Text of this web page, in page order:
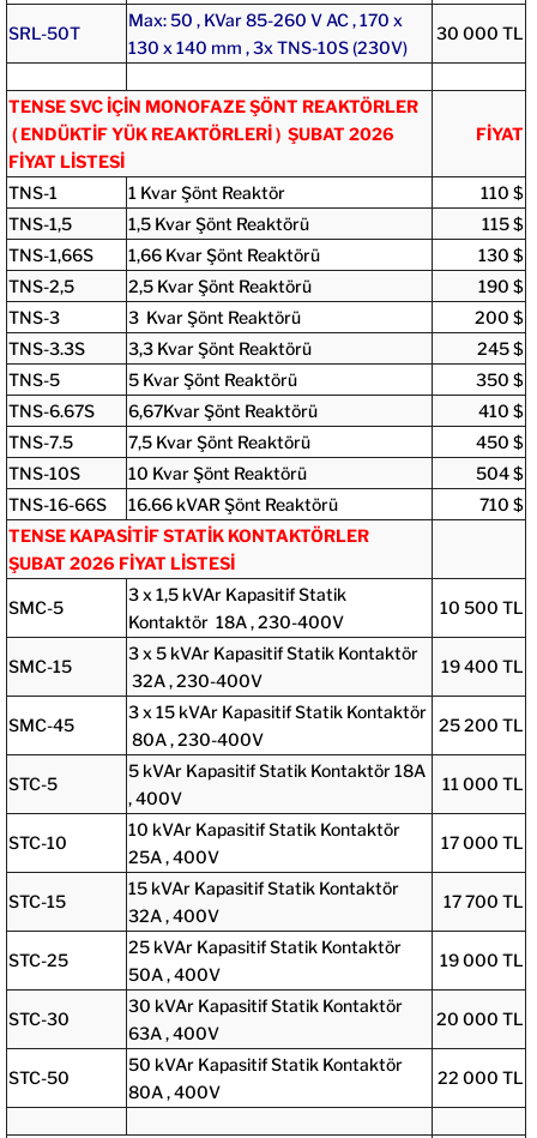
SRL-50T
Max: 50 , KVar 85-260 V AC , 170 x
130 x 140 mm , 3x TNS-10S (230V)
30 000 TL
TENSE SVC İÇİN MONOFAZE ŞÖNT REAKTÖRLER
( ENDÜKTİF YÜK REAKTÖRLERİ ) ŞUBAT 2026
FİYAT LİSTESİ
FİYAT
TNS-1 1 Kvar Şönt Reaktör
110 $
TNS-1,5
1,5 Kvar Şönt Reaktörü
115 $
TNS-1,66S
1,66 Kvar Şönt Reaktörü
130 $
TNS-2,5
2,5 Kvar Şönt Reaktörü
190 $
TNS-3
3 Kvar Şönt Reaktörü
200 $
TNS-3.3S
3,3 Kvar Şönt Reaktörü
245 $
TNS-5
5 Kvar Şönt Reaktörü
350 $
TNS-6.67S
6,67Kvar Şönt Reaktörü
410 $
TNS-7.5
7,5 Kvar Şönt Reaktörü
450 $
TNS-10S
10 Kvar Şönt Reaktörü
504 $
TNS-16-66S
16.66 kVAR Şönt Reaktörü
710 $
TENSE KAPASİTİF STATİK KONTAKTÖRLER
ŞUBAT 2026 FİYAT LİSTESİ
SMC-5
3 x 1,5 kVAr Kapasitif Statik
Kontaktör 18A , 230-400V
10 500 TL
SMC-15
3 x 5 kVAr Kapasitif Statik Kontaktör
32A , 230-400V
19 400 TL
SMC-45
3 x 15 kVAr Kapasitif Statik Kontaktör
80A , 230-400V
25 200 TL
STC-5
5 kVAr Kapasitif Statik Kontaktör 18A
, 400V
11 000 TL
STC-10
10 kVAr Kapasitif Statik Kontaktör
25A , 400V
17 000 TL
STC-15
15 kVAr Kapasitif Statik Kontaktör
32A , 400V
17 700 TL
STC-25
25 kVAr Kapasitif Statik Kontaktör
50A , 400V
19 000 TL
STC-30
30 kVAr Kapasitif Statik Kontaktör
63A , 400V
20 000 TL
STC-50
50 kVAr Kapasitif Statik Kontaktör
80A , 400V
22 000 TL